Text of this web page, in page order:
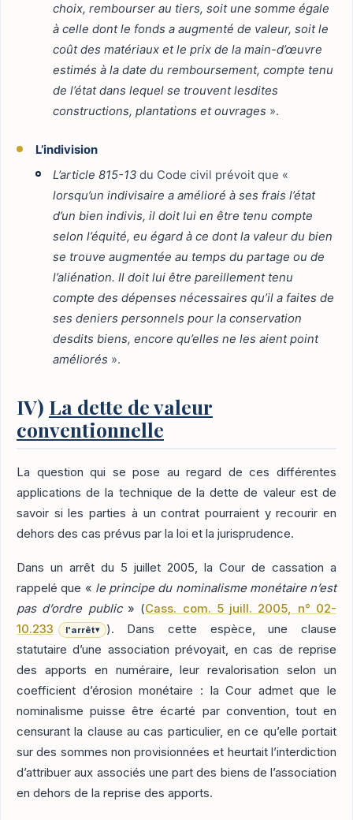
choix, rembourser au tiers, soit une somme égale
à celle dont le fonds a augmenté de valeur, soit le
coût des matériaux et le prix de la main-d’œuvre
estimés à la date du remboursement, compte tenu
de l’état dans lequel se trouvent lesdites
constructions, plantations et ouvrages ».
L’indivision
L’article 815-13 du Code civil prévoit que «
lorsqu’un indivisaire a amélioré à ses frais l’état
d’un bien indivis, il doit lui en être tenu compte
selon l’équité, eu égard à ce dont la valeur du bien
se trouve augmentée au temps du partage ou de
l’aliénation. Il doit lui être pareillement tenu
compte des dépenses nécessaires qu’il a faites de
ses deniers personnels pour la conservation
desdits biens, encore qu’elles ne les aient point
améliorés ».
IV) La dette de valeur
conventionnelle
La question qui se pose au regard de ces différentes
applications de la technique de la dette de valeur est de
savoir si les parties à un contrat pourraient y recourir en
dehors des cas prévus par la loi et la jurisprudence.
Dans un arrêt du 5 juillet 2005, la Cour de cassation a
rappelé que « le principe du nominalisme monétaire n’est
pas d’ordre public» (Cass. com. 5 juill. 2005, n° 02-
10.233
l'arrêt▾
). Dans cette espèce, une clause
statutaire d’une association prévoyait, en cas de reprise
des apports en numéraire, leur revalorisation selon un
coefficient d’érosion monétaire : la Cour admet que le
nominalisme puisse être écarté par convention, tout en
censurant la clause au cas particulier, en ce qu’elle portait
sur des sommes non provisionnées et heurtait l’interdiction
d’attribuer aux associés une part des biens de l’association
en dehors de la reprise des apports.